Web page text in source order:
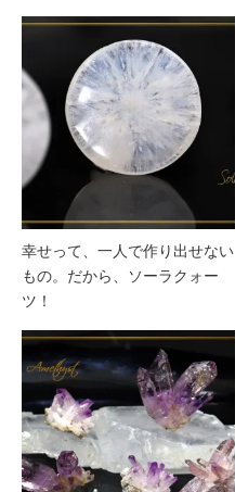
幸せって、一人で作り出せない
もの。だから、ソーラクォー
ツ！